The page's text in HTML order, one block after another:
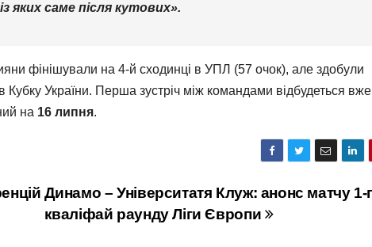
яких саме після кутових».
фінішували на 4-й сходинці в УПЛ (57 очок), але здобули
Кубку України. Перша зустріч між командами відбудеться вже
на 16 липня.
Динамо – Університатя Клуж: анонс матчу 1-
кваліфай раунду Ліги Європи